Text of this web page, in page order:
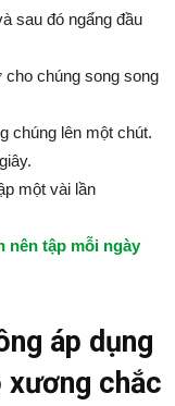
sau đó ngẩng đầu
chúng song song
chúng lên một chút.
một vài lần
nên tập mỗi ngày
áp dụng
xương chắc